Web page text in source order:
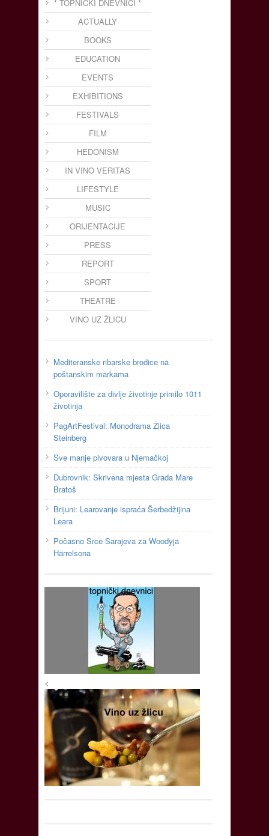
* TOPNIČKI DNEVNICI *
ACTUALLY
BOOKS
EDUCATION
EVENTS
EXHIBITIONS
FESTIVALS
FILM
HEDONISM
IN VINO VERITAS
LIFESTYLE
MUSIC
ORIJENTACIJE
PRESS
REPORT
SPORT
THEATRE
VINO UZ ŽLICU
Mediteranske ribarske brodice na
poštanskim markama
Oporavilište za divlje životinje primilo 1011
životinja
PagArtFestival: Monodrama Žlica
Steinberg
Sve manje pivovara u Njemačkoj
Dubrovnik: Skrivena mjesta Grada Mare
Bratoš
Brijuni: Learovanje ispraća Šerbedžijina
Leara
Počasno Srce Sarajeva za Woodyja
Harrelsona
<